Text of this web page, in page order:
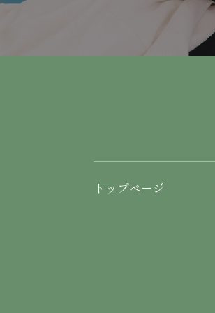
トップページ